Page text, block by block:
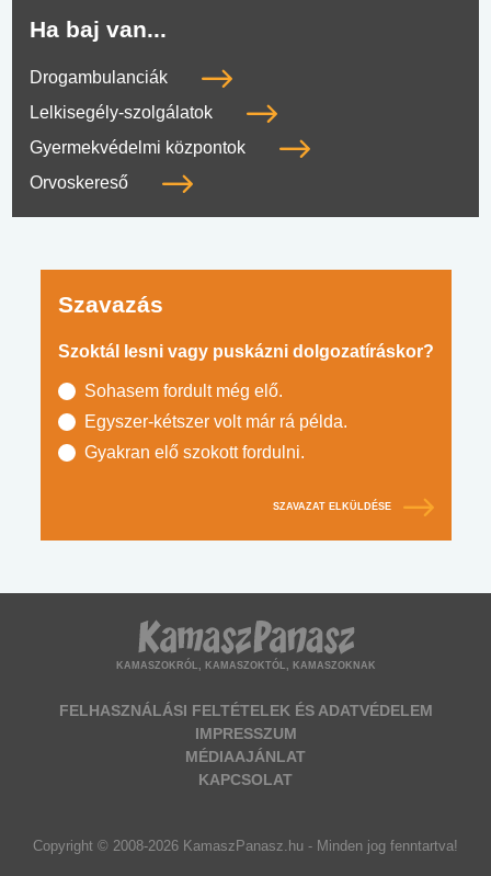
Ha baj van...
Drogambulanciák
Lelkisegély-szolgálatok
Gyermekvédelmi központok
Orvoskereső
Szavazás
Szoktál lesni vagy puskázni dolgozatíráskor?
Sohasem fordult még elő.
Egyszer-kétszer volt már rá példa.
Gyakran elő szokott fordulni.
SZAVAZAT ELKÜLDÉSE
KAMASZOKRÓL, KAMASZOKTÓL, KAMASZOKNAK
FELHASZNÁLÁSI FELTÉTELEK ÉS ADATVÉDELEM
IMPRESSZUM
MÉDIAAJÁNLAT
KAPCSOLAT
Copyright © 2008-2026 KamaszPanasz.hu - Minden jog fenntartva!